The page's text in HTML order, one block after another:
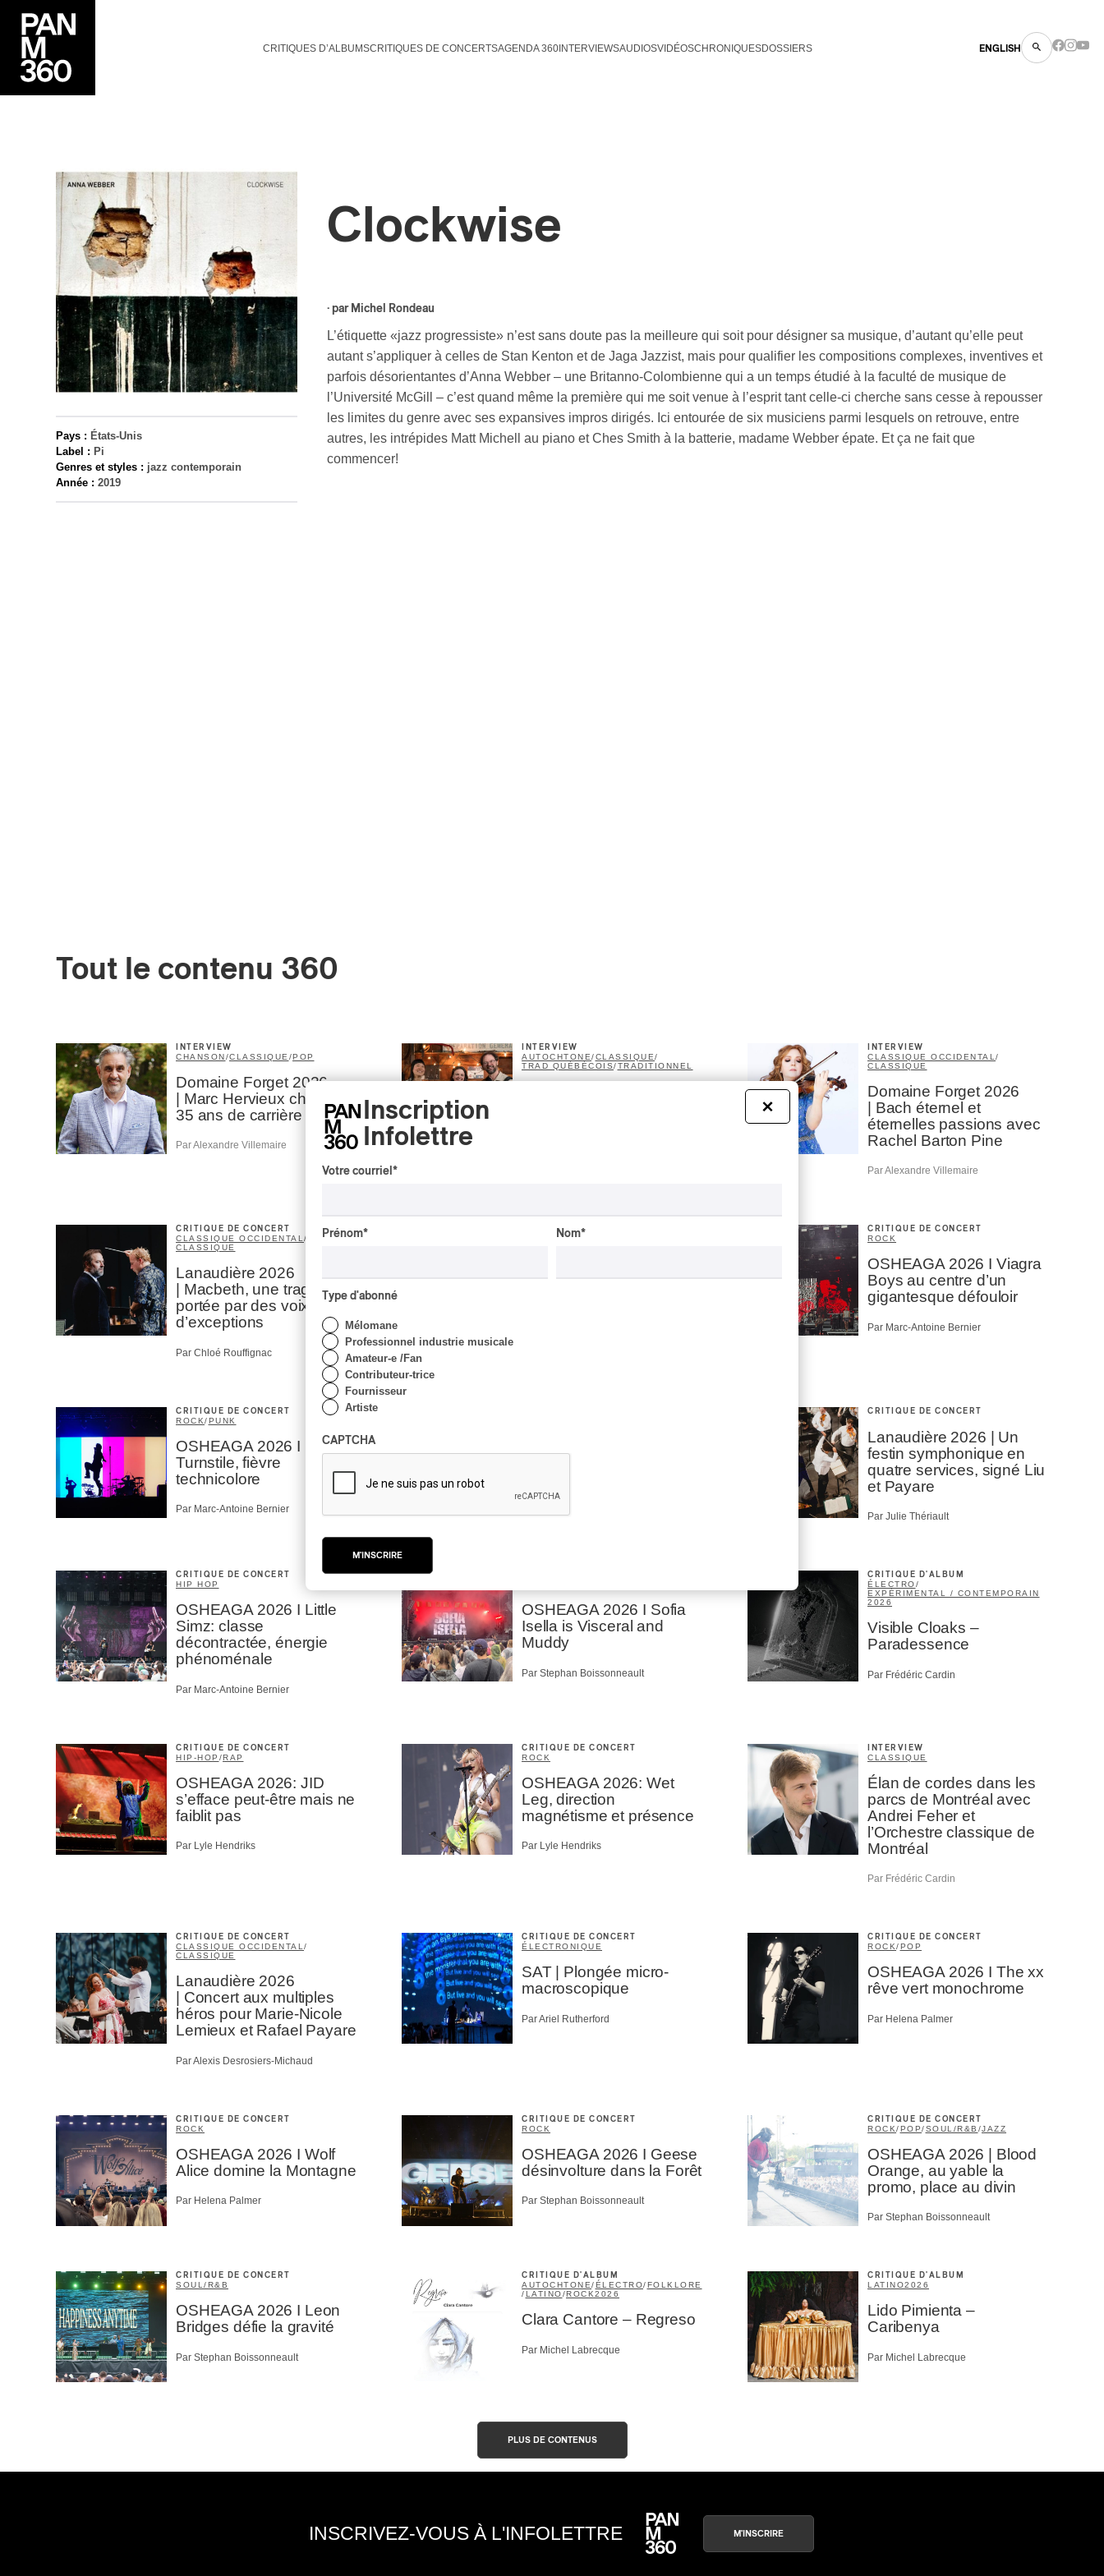
CRITIQUES D’ALBUMSCRITIQUES DE CONCERTSAGENDA 360INTERVIEWSAUDIOSVIDÉOSCHRONIQUESDOSSIERS ENGLISH
Pays : États-Unis
Label : Pi
Genres et styles : jazz contemporain
Année : 2019
Clockwise
· par Michel Rondeau
L’étiquette «jazz progressiste» n’est sans doute pas la meilleure qui soit pour désigner sa musique, d’autant qu’elle peut
autant s’appliquer à celles de Stan Kenton et de Jaga Jazzist, mais pour qualifier les compositions complexes, inventives et
parfois désorientantes d’Anna Webber – une Britanno-Colombienne qui a un temps étudié à la faculté de musique de
l’Université McGill – c’est quand même la première qui me soit venue à l’esprit tant celle-ci cherche sans cesse à repousser
les limites du genre avec ses expansives impros dirigés. Ici entourée de six musiciens parmi lesquels on retrouve, entre
autres, les intrépides Matt Michell au piano et Ches Smith à la batterie, madame Webber épate. Et ça ne fait que
commencer!
Tout le contenu 360
INTERVIEW
CHANSON/CLASSIQUE /POP
Domaine Forget 2026
| Marc Hervieux chante
35 ans de carrière
Par Alexandre Villemaire
INTERVIEW
AUTOCHTONE/CLASSIQUE/
TRAD QUÉBÉCOIS/TRADITIONNEL
INTERVIEW
CLASSIQUE OCCIDENTAL /
CLASSIQUE
Domaine Forget 2026
| Bach éternel et
éternelles passions avec
Rachel Barton Pine
Par Alexandre Villemaire
CRITIQUE DE CONCERT
CLASSIQUE OCCIDENTAL/
CLASSIQUE
Lanaudière 2026
| Macbeth, une tragédie
portée par des voix
d’exceptions
Par Chloé Rouffignac
CRITIQUE DE CONCERT
POP
Radio se réincarne sur la
CRITIQUE DE CONCERT
ROCK
OSHEAGA 2026 I Viagra
Boys au centre d’un
gigantesque défouloir
Par Marc-Antoine Bernier
CRITIQUE DE CONCERT
ROCK/PUNK
OSHEAGA 2026 I
Turnstile, fièvre
technicolore
Par Marc-Antoine Bernier
Par Marc-Antoine Bernier
CRITIQUE DE CONCERT
Lanaudière 2026 | Un
festin symphonique en
quatre services, signé Liu
et Payare
Par Julie Thériault
CRITIQUE DE CONCERT
HIP HOP
OSHEAGA 2026 I Little
Simz: classe
décontractée, énergie
phénoménale
Par Marc-Antoine Bernier
OSHEAGA 2026 I Sofia
Isella is Visceral and
Muddy
Par Stephan Boissonneault
CRITIQUE D'ALBUM
ÉLECTRO/
EXPÉRIMENTAL / CONTEMPORAIN
2026
Visible Cloaks –
Paradessence
Par Frédéric Cardin
CRITIQUE DE CONCERT
HIP-HOP /RAP
OSHEAGA 2026: JID
s’efface peut-être mais ne
faiblit pas
Par Lyle Hendriks
CRITIQUE DE CONCERT
ROCK
OSHEAGA 2026: Wet
Leg, direction
magnétisme et présence
Par Lyle Hendriks
INTERVIEW
CLASSIQUE
Élan de cordes dans les
parcs de Montréal avec
Andrei Feher et
l’Orchestre classique de
Montréal
Par Frédéric Cardin
CRITIQUE DE CONCERT
CLASSIQUE OCCIDENTAL /
CLASSIQUE
Lanaudière 2026
| Concert aux multiples
héros pour Marie-Nicole
Lemieux et Rafael Payare
Par Alexis Desrosiers-Michaud
CRITIQUE DE CONCERT
ÉLECTRONIQUE
SAT | Plongée micro-
macroscopique
Par Ariel Rutherford
CRITIQUE DE CONCERT
ROCK/POP
OSHEAGA 2026 I The xx
rêve vert monochrome
Par Helena Palmer
CRITIQUE DE CONCERT
ROCK
OSHEAGA 2026 I Wolf
Alice domine la Montagne
Par Helena Palmer
CRITIQUE DE CONCERT
ROCK
OSHEAGA 2026 I Geese
désinvolture dans la Forêt
Par Stephan Boissonneault
CRITIQUE DE CONCERT
ROCK/POP/SOUL/R&B /JAZZ
OSHEAGA 2026 | Blood
Orange, au yable la
promo, place au divin
Par Stephan Boissonneault
CRITIQUE DE CONCERT
SOUL/R&B
OSHEAGA 2026 I Leon
Bridges défie la gravité
Par Stephan Boissonneault
CRITIQUE D'ALBUM
AUTOCHTONE/ÉLECTRO/FOLKLORE
/LATINO/ROCK2026
Clara Cantore – Regreso
Par Michel Labrecque
CRITIQUE D'ALBUM
LATINO2026
Lido Pimienta –
Caribenya
Par Michel Labrecque
PLUS DE CONTENUS
INSCRIVEZ-VOUS À L'INFOLETTRE M'INSCRIRE
×
Inscription
Infolettre
Votre courriel *
Prénom* Nom*
Type d'abonné
Mélomane
Professionnel industrie musicale
Amateur-e /Fan
Contributeur-trice
Fournisseur
Artiste
CAPTCHA
M'INSCRIRE